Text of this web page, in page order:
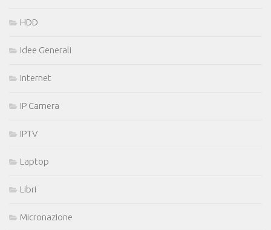
HDD
Idee Generali
Internet
IP Camera
IPTV
Laptop
Libri
Micronazione